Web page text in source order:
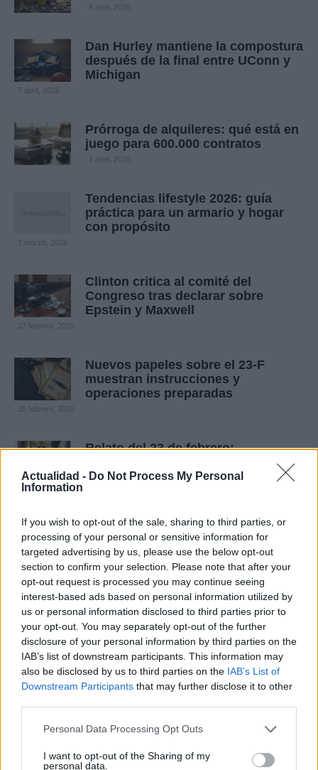
Actualidad - Do Not Process My Personal
Information
If you wish to opt-out of the sale, sharing to third parties, or
processing of your personal or sensitive information for
targeted advertising by us, please use the below opt-out
section to confirm your selection. Please note that after your
opt-out request is processed you may continue seeing
interest-based ads based on personal information utilized by
us or personal information disclosed to third parties prior to
your opt-out. You may separately opt-out of the further
disclosure of your personal information by third parties on the
IAB’s list of downstream participants. This information may
also be disclosed by us to third parties on the IAB’s List of
Downstream Participants that may further disclose it to other
Please note that this website/app uses one or more Google
not limited to your visit or usage behaviour. You may click to
Personal Data Processing Opt Outs
I want to opt-out of the Sharing of my
personal data.
8 abril, 2026
Dan Hurley mantiene la compostura
después de la final entre UConn y
Michigan
7 abril, 2026
Prórroga de alquileres: qué está en
juego para 600.000 contratos
1 abril, 2026
Tendencias lifestyle 2026: guía
práctica para un armario y hogar
con propósito
1 marzo, 2026
Clinton critica al comité del
Congreso tras declarar sobre
Epstein y Maxwell
27 febrero, 2026
Nuevos papeles sobre el 23-F
muestran instrucciones y
operaciones preparadas
25 febrero, 2026
Relato del 23 de febrero:
preparativos, enfrentamientos y
sentencias
25 febrero, 2026
Messi admite que preferiría no
enfrentar a México en las primeras
fases del Mundial 2026
Vox en Cibeles: rupturas,
votaciones separadas y disputa por
la portavocía
24 febrero, 2026
en contacto tras la querella contra
José Ángel González